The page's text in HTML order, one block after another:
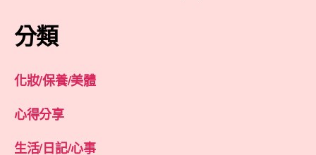
分類
化妝/保養/美體
心得分享
生活/日記/心事